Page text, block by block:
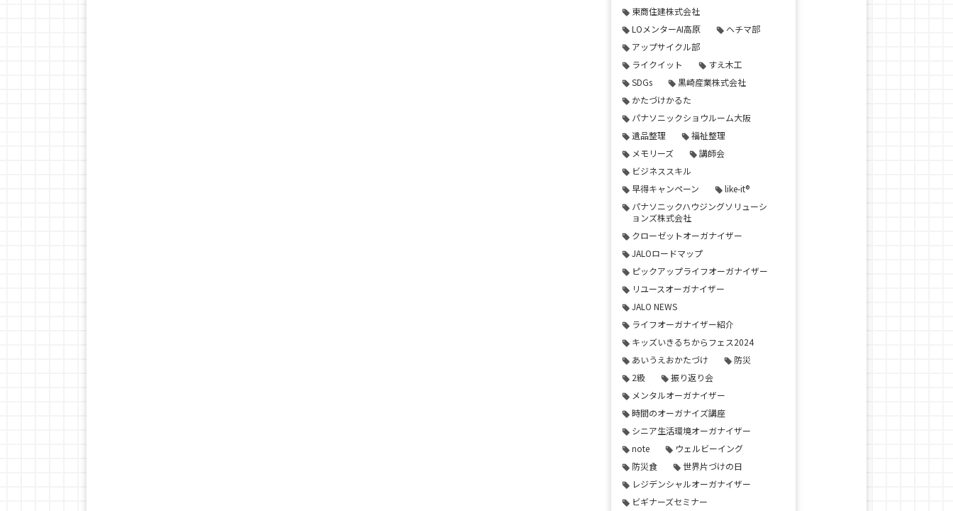
東商住建株式会社
LOメンターAI高原
ヘチマ部
アップサイクル部
ライクイット
すえ木工
SDGs
黒崎産業株式会社
かたづけかるた
パナソニックショウルーム大阪
遺品整理
福祉整理
メモリーズ
講師会
ビジネススキル
早得キャンペーン
like-it®
パナソニックハウジングソリューシ
ョンズ株式会社
クローゼットオーガナイザー
JALOロードマップ
ピックアップライフオーガナイザー
リユースオーガナイザー
JALO NEWS
ライフオーガナイザー紹介
キッズいきるちからフェス2024
あいうえおかたづけ
防災
2級
振り返り会
メンタルオーガナイザー
時間のオーガナイズ講座
シニア生活環境オーガナイザー
note
ウェルビーイング
防災食
世界片づけの日
レジデンシャルオーガナイザー
ビギナーズセミナー